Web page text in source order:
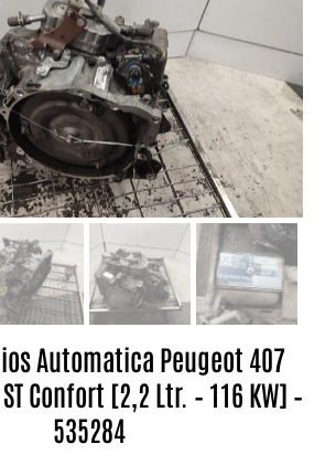
Automatica Peugeot 407
Confort [2,2 Ltr. – 116 KW] –
535284